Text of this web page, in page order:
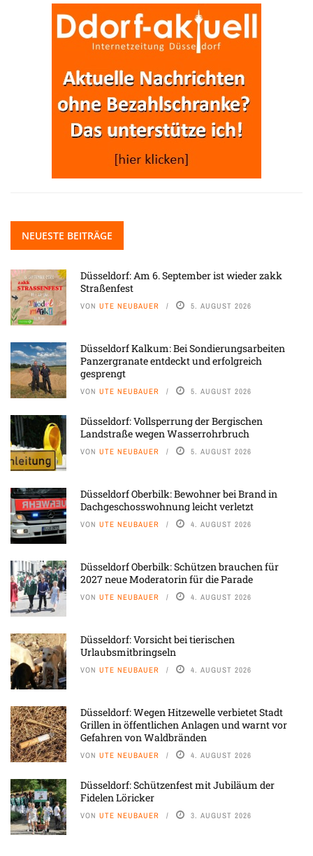
NEUESTE BEITRÄGE
Düsseldorf: Am 6. September ist wieder zakk
Straßenfest
VON UTE NEUBAUER 5. AUGUST 2026
Düsseldorf Kalkum: Bei Sondierungsarbeiten
Panzergranate entdeckt und erfolgreich
gesprengt
VON UTE NEUBAUER 5. AUGUST 2026
Düsseldorf: Vollsperrung der Bergischen
Landstraße wegen Wasserrohrbruch
VON UTE NEUBAUER 5. AUGUST 2026
Düsseldorf Oberbilk: Bewohner bei Brand in
Dachgeschosswohnung leicht verletzt
VON UTE NEUBAUER 4. AUGUST 2026
Düsseldorf Oberbilk: Schützen brauchen für
2027 neue Moderatorin für die Parade
VON UTE NEUBAUER 4. AUGUST 2026
Düsseldorf: Vorsicht bei tierischen
Urlaubsmitbringseln
VON UTE NEUBAUER 4. AUGUST 2026
Düsseldorf: Wegen Hitzewelle verbietet Stadt
Grillen in öffentlichen Anlagen und warnt vor
Gefahren von Waldbränden
VON UTE NEUBAUER 4. AUGUST 2026
Düsseldorf: Schützenfest mit Jubiläum der
Fidelen Löricker
VON UTE NEUBAUER 3. AUGUST 2026